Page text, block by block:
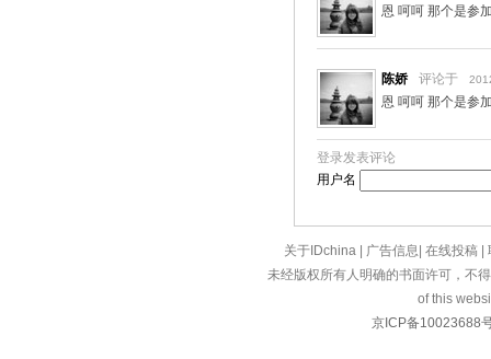
恩 呵呵 那个是参
陈娇 评论于
恩 呵呵 那个是参
登录发表评论
用户名
关于IDchina 广告信息 在线投稿
未经版权所有人明确的书面许可，不
of this
京ICP备10023688